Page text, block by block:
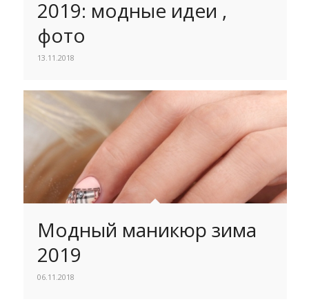
2019: модные идеи ,
фото
13.11.2018
Модный маникюр зима
2019
06.11.2018